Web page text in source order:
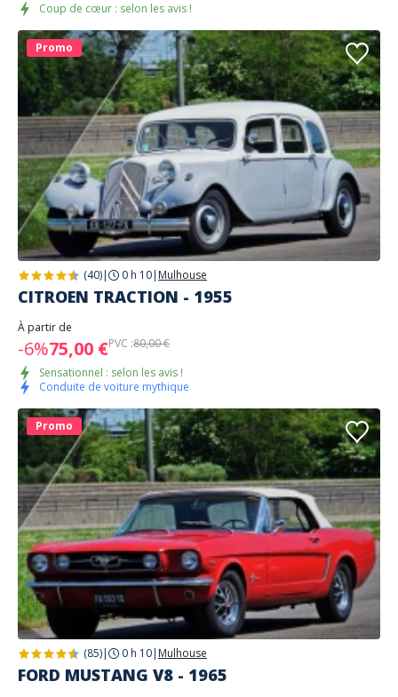
Coup de cœur : selon les avis !
Promo
(40)| 0 h 10| Mulhouse
CITROEN TRACTION - 1955
À partir de
-6%75,00 €PVC :80,00 €
Sensationnel : selon les avis !
Conduite de voiture mythique
Promo
(85)| 0 h 10| Mulhouse
FORD MUSTANG V8 - 1965